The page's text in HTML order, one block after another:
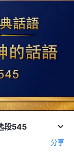
段545
分享